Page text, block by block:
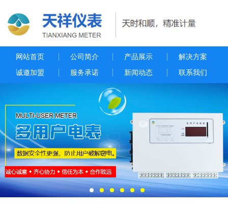
网站首页 公司简介 产品展示 解决方案
诚邀加盟 服务承诺 新闻动态 联系我们